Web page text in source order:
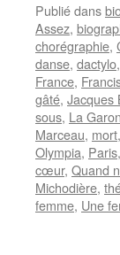
Publié dans
Assez,
chorégraphie,
danse, dactylo,
France,
gâté, Jacques
sous, La
Marceau, mort,
Olympia, Paris,
cœur, Quand
Michodière,
femme, Une